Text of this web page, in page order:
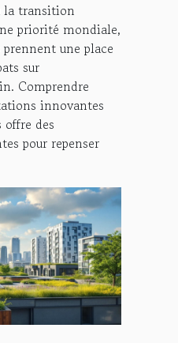
la transition
priorité mondiale,
une place
sur
Comprendre
innovantes
offre des
pour repenser